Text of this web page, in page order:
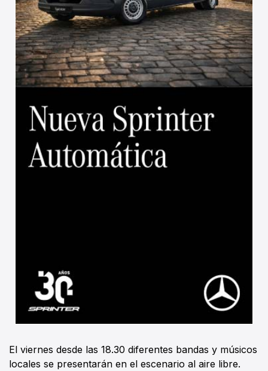
El viernes desde las 18.30 diferentes bandas y músicos
locales se presentarán en el escenario al aire libre.